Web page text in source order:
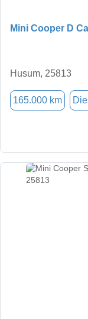
Mini Cooper D
Husum, 25813
165.000 km